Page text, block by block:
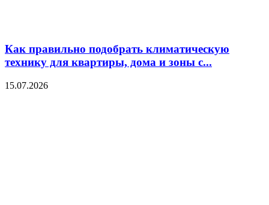
Как правильно подобрать климатическую
технику для квартиры, дома и зоны с...
15.07.2026